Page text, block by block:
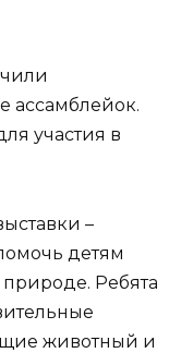
ассамблейок.
участия в
–
детям
Ребята
животный и